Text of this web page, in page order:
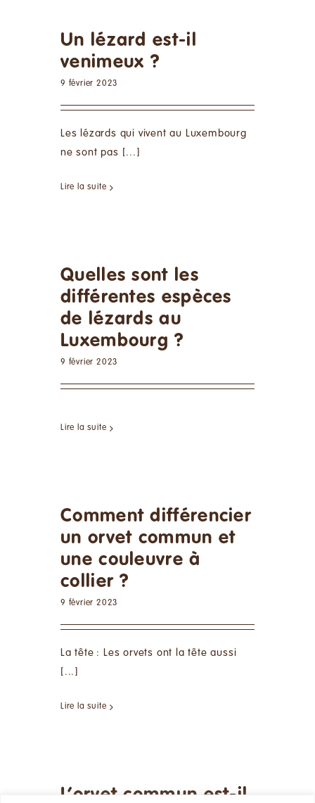
Un lézard est-il
venimeux ?
9 février 2023
Les lézards qui vivent au Luxembourg
ne sont pas [...]
Lire la suite
Quelles sont les
différentes espèces
de lézards au
Luxembourg ?
9 février 2023
Lire la suite
Comment différencier
un orvet commun et
une couleuvre à
collier ?
9 février 2023
La tête : Les orvets ont la tête aussi
[...]
Lire la suite
L’orvet commun est-il